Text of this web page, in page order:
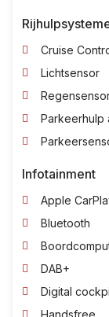
Cruise
Lichtsensor
Parkeerhulp
Infotainment
Apple
Bluetooth
DAB+
Digital